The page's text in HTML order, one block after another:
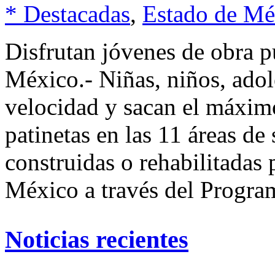
* Destacadas, Estado de
Disfrutan jóvenes de
México.- Niñas, niños,
velocidad y sacan el
patinetas en las 11 áreas
construidas o rehabilitadas
México a través del
Noticias recientes